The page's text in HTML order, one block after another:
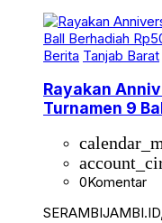
Berita Tanjab Barat
Rayakan
Turnamen 9
0Komentar